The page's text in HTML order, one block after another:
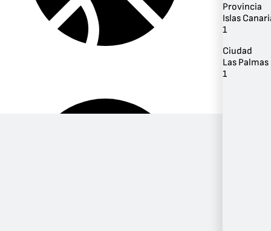
Provincia
Islas
1
Ciudad
Las
1